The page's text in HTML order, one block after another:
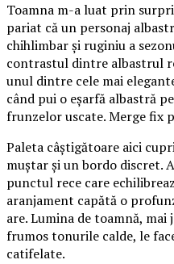
Toamna m-a luat prin
pariat că un personaj
chihlimbar și ruginiu a
contrastul dintre albastrul
unul dintre cele mai
când pui o eșarfă albastră
frunzelor uscate. Merge fix
Paleta câștigătoare aici
muștar și un bordo discret.
punctul rece care
aranjament capătă o
are. Lumina de toamnă, mai
frumos tonurile calde, le
catifelate.